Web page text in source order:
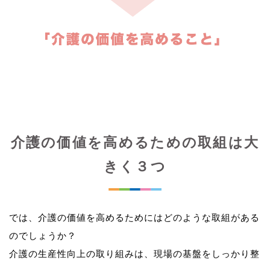
介護の価値を高めるための取組は大
きく３つ
では、介護の価値を高めるためにはどのような取組がある
のでしょうか？
介護の生産性向上の取り組みは、現場の基盤をしっかり整